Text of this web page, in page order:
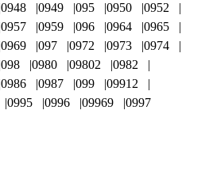
0948 0949 095 0950
0952
0957 0959 096 0964
0965
0969 097 0972 0973
0974
098 0980 09802
0982
0986 0987 099
09912
0995 0996 09969 0997